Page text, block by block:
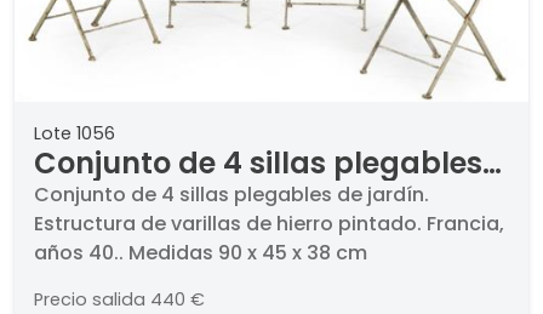
Lote 1056
Conjunto de 4 sillas plegables
de jardín. Estructura de varillas
de hierro pintado. Francia, años
40.
Conjunto de 4 sillas plegables de jardín.
Estructura de varillas de hierro pintado. Francia,
años 40.. Medidas 90 x 45 x 38 cm
Precio salida 440 €